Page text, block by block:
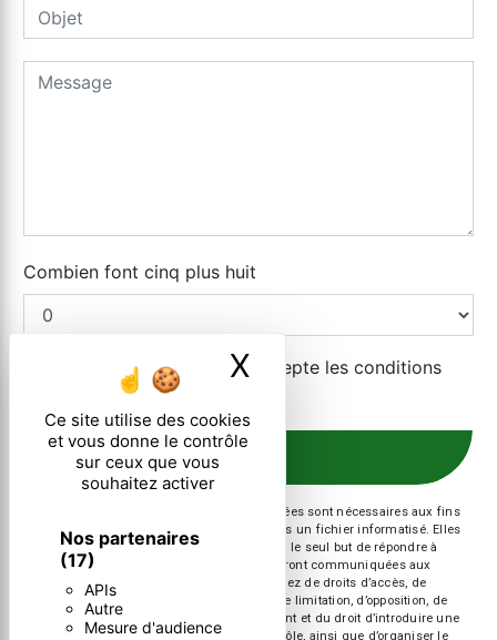
Ce site utilise des cookies
et vous donne le contrôle
sur ceux que vous
souhaitez activer
Nos partenaires
(17)
APIs
Autre
Mesure d'audience
X Masquer le
Combien font cinq plus huit
En cochant cette case, j'accepte les conditions
particulières ci-dessous **
ENVOYER
** Les données personnelles communiquées sont nécessaires aux fins
de vous contacter et sont enregistrées dans un fichier informatisé. Elles
sont destinées à et ses sous-traitants dans le seul but de répondre à
votre message. Les données collectées seront communiquées aux
seuls destinataires suivants: . Vous disposez de droits d’accès, de
rectification, d’effacement, de portabilité, de limitation, d’opposition, de
retrait de votre consentement à tout moment et du droit d’introduire une
réclamation auprès d’une autorité de contrôle, ainsi que d’organiser le